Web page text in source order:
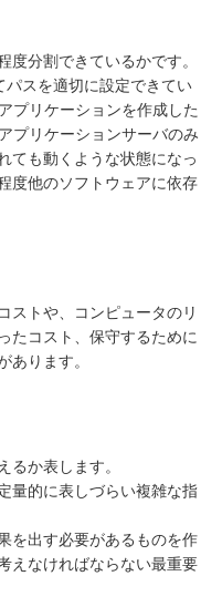
度分割できているかです。
スを適切に設定できてい
プリケーションを作成した
プリケーションサーバのみ
ても動くような状態になっ
度他のソフトウェアに依存
ストや、コンピュータのリ
たコスト、保守するために
あります。
るか表します。
量的に表しづらい複雑な指
を出す必要があるものを作
えなければならない最重要